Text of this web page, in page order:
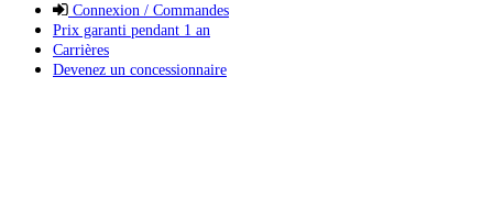
Connexion / Commandes
Prix garanti pendant 1 an
Carrières
Devenez un concessionnaire